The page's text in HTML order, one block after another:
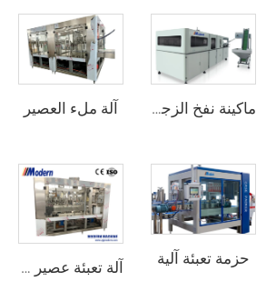
ماكينة نفخ الزجاجة البلاستيكية PET آلة ملء العصير
حزمة تعبئة آلية
آلة تعبئة عصير العلب